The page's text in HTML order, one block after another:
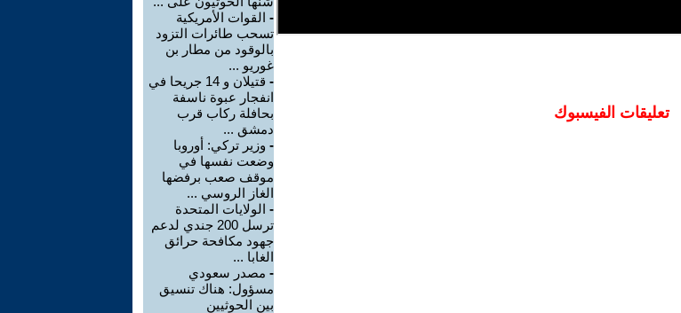
تعليقات الفيسبوك
- القوات الأمريكية
تسحب طائرات التزود
بالوقود من مطار بن
غوريو ...
-
قتيلان و 14 جريحا في
انفجار عبوة ناسفة
بحافلة ركاب قرب
دمشق ...
- وزير تركي: أوروبا
وضعت نفسها في
موقف صعب برفضها
الغاز الروسي ...
- الولايات المتحدة
ترسل 200 جندي لدعم
جهود مكافحة حرائق
الغابا ...
- مصدر سعودي
مسؤول: هناك تنسيق
بين الحوثيين